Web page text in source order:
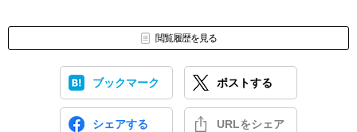
閲覧履歴を見る
ブックマーク ポストする
シェアする URLをシェア